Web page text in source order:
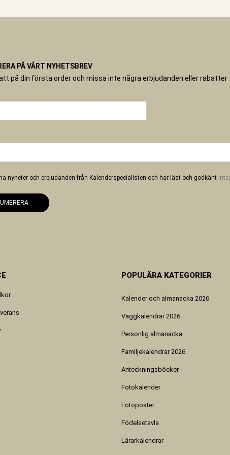
PÅ VÅRT NYHETSBREV
på din första order och missa inte några erbjudanden eller rabatter
nyheter och erbjudanden från Kalenderspecialisten och har läst och godkänt
POPULÄRA KATEGORIER
Kalender och almanacka 2026
Väggkalendrar 2026
Personlig almanacka
Familjekalendrar 2026
Anteckningsböcker
Fotokalender
Fotoposter
Födelsetavla
Lärarkalendrar